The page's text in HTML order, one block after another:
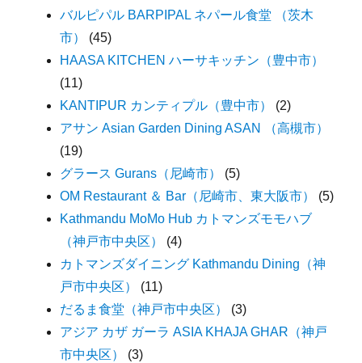
バルピパル BARPIPAL ネパール食堂 （茨木
市）
(45)
HAASA KITCHEN ハーサキッチン（豊中市）
(11)
KANTIPUR カンティプル（豊中市）
(2)
アサン Asian Garden Dining ASAN （高槻市）
(19)
グラース Gurans（尼崎市）
(5)
OM Restaurant ＆ Bar（尼崎市、東大阪市）
(5)
Kathmandu MoMo Hub カトマンズモモハブ
（神戸市中央区）
(4)
カトマンズダイニング Kathmandu Dining（神
戸市中央区）
(11)
だるま食堂（神戸市中央区）
(3)
アジア カザ ガーラ ASIA KHAJA GHAR（神戸
市中央区）
(3)